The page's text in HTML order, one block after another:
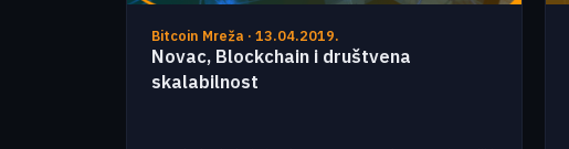
Bitcoin Mreža · 13.04.2019.
Novac, Blockchain i društvena
skalabilnost